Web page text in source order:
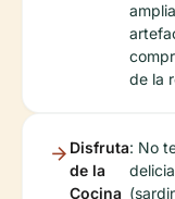
de la
Disfruta
de la
Cocina
: No